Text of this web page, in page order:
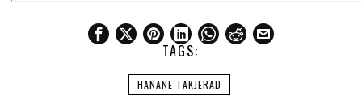
TAGS:
HANANE TAKJERAD